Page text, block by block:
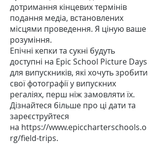
дотримання кінцевих термінів
подання медіа, встановлених
місцями проведення. Я ціную ваше
розуміння.
Епічні кепки та сукні будуть
доступні на Epic School Picture Days
для випускників, які хочуть зробити
свої фотографії у випускних
регаліях, перш ніж замовляти їх.
Дізнайтеся більше про ці дати та
зареєструйтеся
на https://www.epiccharterschools.o
rg/field-trips.